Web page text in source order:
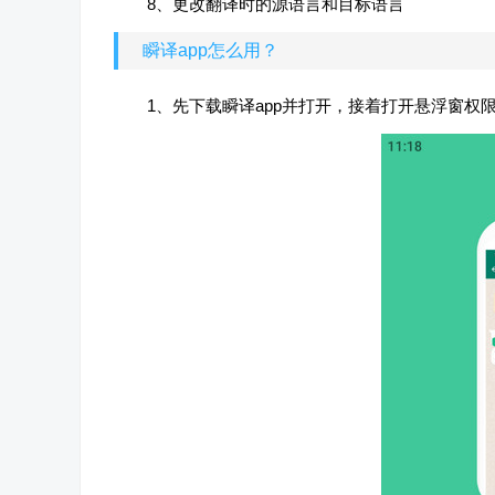
8、更改翻译时的源语言和目标语言
瞬译app怎么用？
1、先下载瞬译app并打开，接着打开悬浮窗权